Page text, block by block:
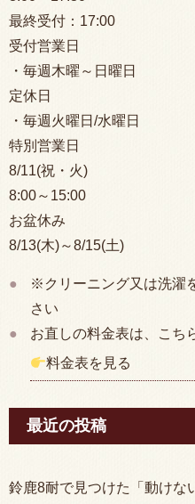
最終受付： 17:00
受付営業日
・毎週木曜～日曜日
定休日
・毎週火曜日/水曜日
特別営業日
8/11(祝・火)
8:00～15:00
お盆休み
8/13(木)～8/15(土)
※クリーニング又は洗濯
さい
お直しの料金表は、こち
料金表を見る
最近の投稿
鈴鹿8耐で見つけた「動けな